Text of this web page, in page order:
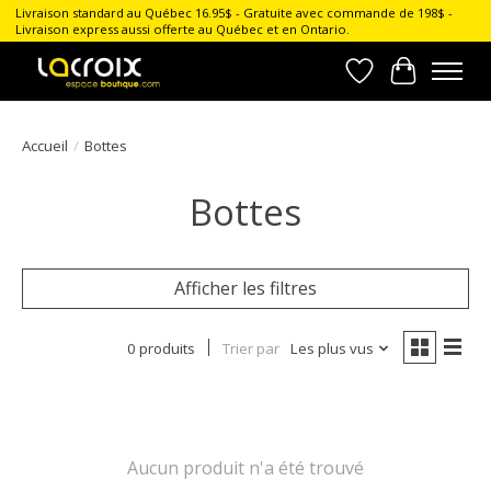
Livraison standard au Québec 16.95$ - Gratuite avec commande de 198$ -
Livraison express aussi offerte au Québec et en Ontario.
Liste dePanier
Accueil / Bottes
Bottes
Afficher les filtres
0 produits Trier par Les plus vus
Aucun produit n'a été trouvé